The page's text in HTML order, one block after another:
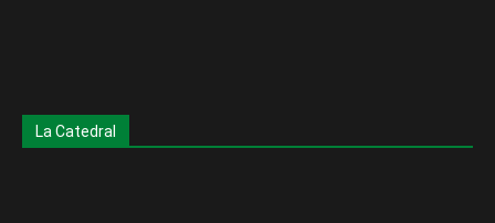
La Catedral